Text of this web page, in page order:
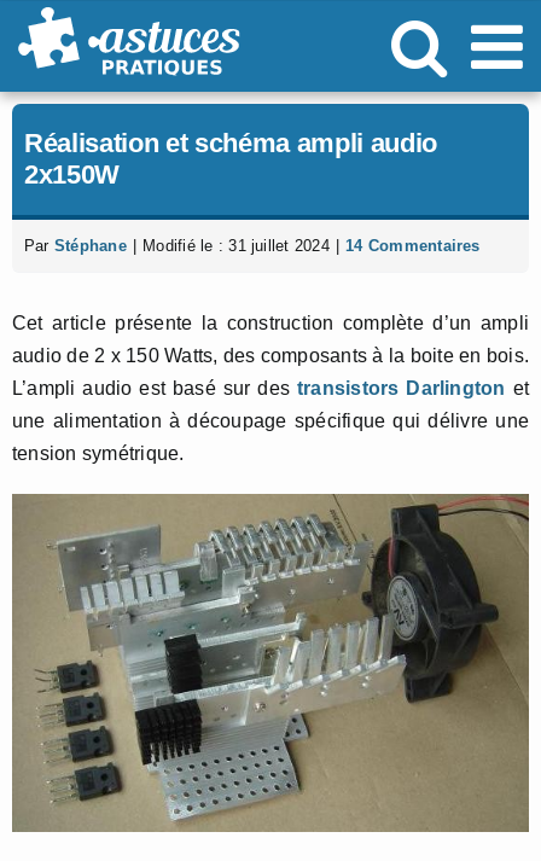
Passer
au
Réalisation et schéma ampli audio
2x150W
Par Stéphane Modifié le : 31 juillet 2024 14 Commentaires
Cet article présente la construction complète d’un ampli
audio de 2 x 150 Watts, des composants à la boite en bois.
L’ampli audio est basé sur des transistors Darlington et
une alimentation à découpage spécifique qui délivre une
tension symétrique.